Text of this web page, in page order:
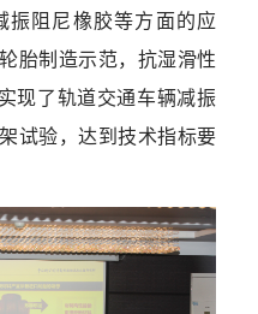
振阻尼橡胶等方面的应
胎制造示范，抗湿滑性
现了轨道交通车辆减振
试验，达到技术指标要